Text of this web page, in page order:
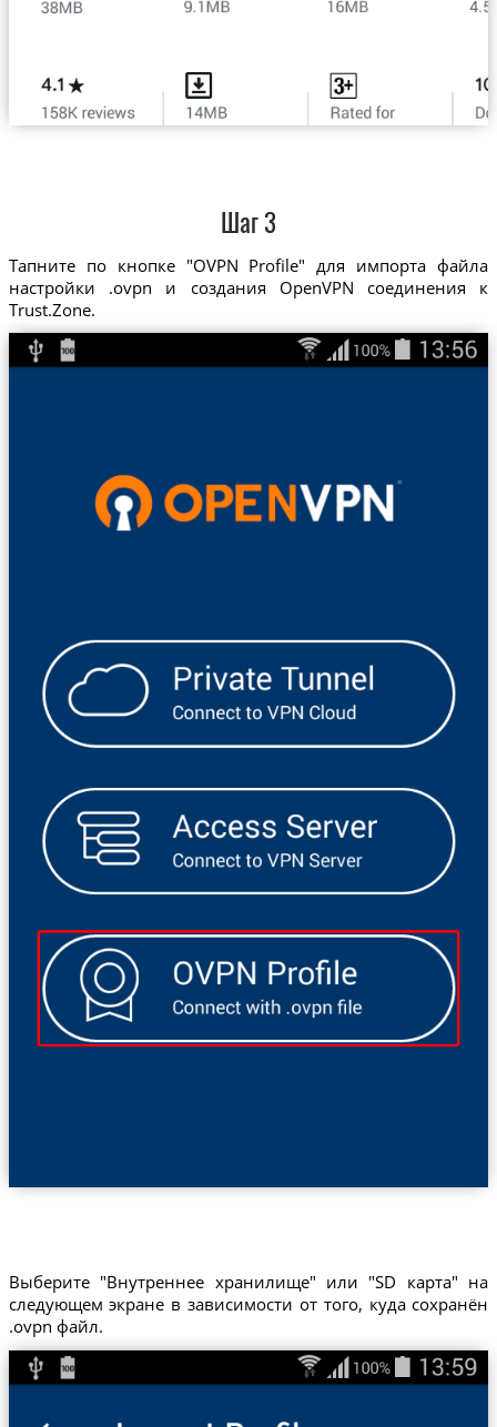
Шаг 3
Тапните по кнопке "OVPN Profile" для импорта файла
настройки .ovpn и создания OpenVPN соединения к
Trust.Zone.
Выберите "Внутреннее хранилище" или "SD карта" на
следующем экране в зависимости от того, куда сохранён
.ovpn файл.